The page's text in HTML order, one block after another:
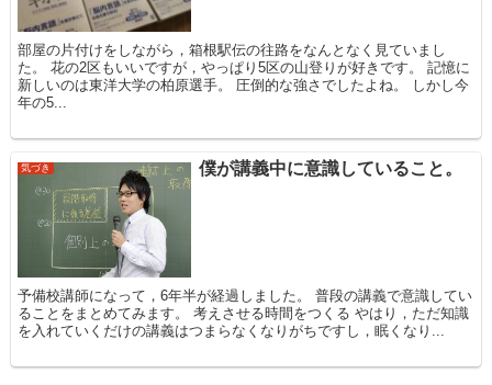
部屋の片付けをしながら，箱根駅伝の往路をなんとなく見ていまし
た。 花の2区もいいですが，やっぱり5区の山登りが好きです。 記憶に
新しいのは東洋大学の柏原選手。 圧倒的な強さでしたよね。 しかし今
年の5...
気づき 僕が講義中に意識していること。
予備校講師になって，6年半が経過しました。 普段の講義で意識してい
ることをまとめてみます。 考えさせる時間をつくる やはり，ただ知識
を入れていくだけの講義はつまらなくなりがちですし，眠くなり...